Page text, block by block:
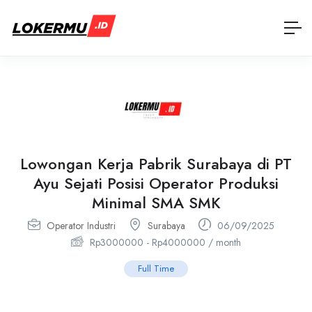
Lowongan Kerja Pabrik Surabaya di PT
Ayu Sejati Posisi Operator Produksi
Minimal SMA SMK
Operator Industri Surabaya
06/09/2025
Rp3000000 - Rp4000000 / month
Full Time